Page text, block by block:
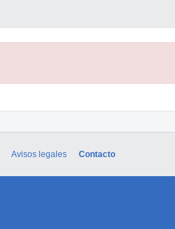
Avisos legales Contacto